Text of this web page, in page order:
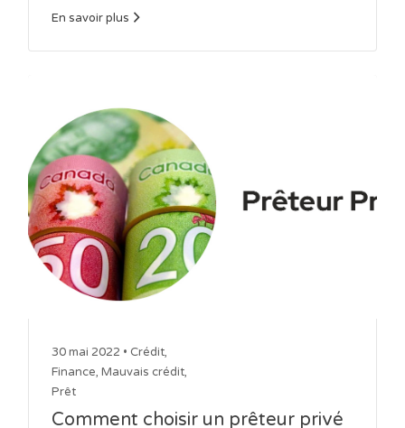
En savoir plus
30 mai 2022 • Crédit,
Finance, Mauvais crédit,
Prêt
Comment choisir un prêteur privé